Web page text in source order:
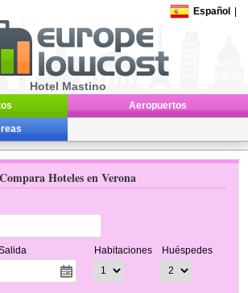
Español
Hotel Mastino
Aeropuertos
Compara Hoteles en Verona
Habitaciones Huéspedes